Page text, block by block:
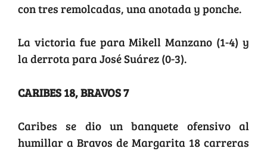
con tres remolcadas, una anotada y ponche.
La victoria fue para Mikell Manzano (1-4) y
la derrota para José Suárez (0-3).
CARIBES 18, BRAVOS 7
Caribes se dio un banquete ofensivo al
humillar a Bravos de Margarita 18 carreras